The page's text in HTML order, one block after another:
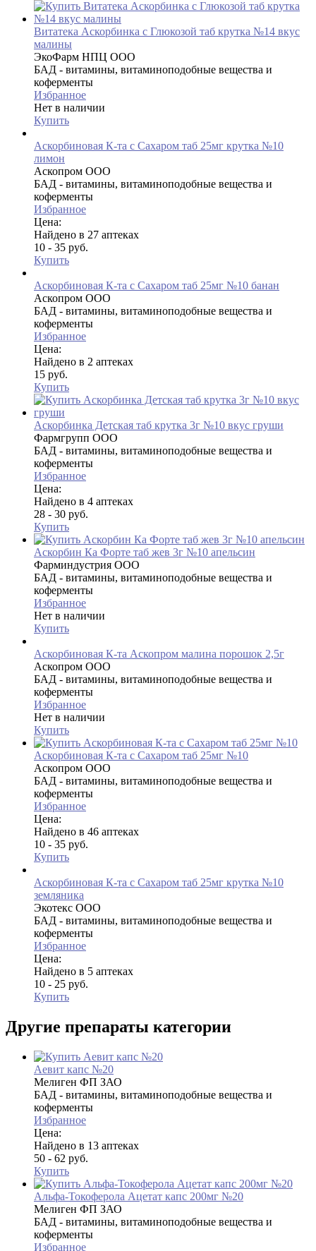
Витатека Аскорбинка с Глюкозой таб крутка №14 вкус
малины
ЭкоФарм НПЦ ООО
БАД - витамины, витаминоподобные вещества и
коферменты
Избранное
Нет в наличии
Купить
Аскорбиновая К-та с Сахаром таб 25мг крутка №10
лимон
Аскопром ООО
БАД - витамины, витаминоподобные вещества и
коферменты
Избранное
Цена:
Найдено в 27 аптеках
10 - 35 руб.
Купить
Аскорбиновая К-та с Сахаром таб 25мг №10 банан
Аскопром ООО
БАД - витамины, витаминоподобные вещества и
коферменты
Избранное
Цена:
Найдено в 2 аптеках
15 руб.
Купить
Аскорбинка Детская таб крутка 3г №10 вкус груши
Фармгрупп ООО
БАД - витамины, витаминоподобные вещества и
коферменты
Избранное
Цена:
Найдено в 4 аптеках
28 - 30 руб.
Купить
Аскорбин Ка Форте таб жев 3г №10 апельсин
Фарминдустрия ООО
БАД - витамины, витаминоподобные вещества и
коферменты
Избранное
Нет в наличии
Купить
Аскорбиновая К-та Аскопром малина порошок 2,5г
Аскопром ООО
БАД - витамины, витаминоподобные вещества и
коферменты
Избранное
Нет в наличии
Купить
Аскорбиновая К-та с Сахаром таб 25мг №10
Аскопром ООО
БАД - витамины, витаминоподобные вещества и
коферменты
Избранное
Цена:
Найдено в 46 аптеках
10 - 35 руб.
Купить
Аскорбиновая К-та с Сахаром таб 25мг крутка №10
земляника
Экотекс ООО
БАД - витамины, витаминоподобные вещества и
коферменты
Избранное
Цена:
Найдено в 5 аптеках
10 - 25 руб.
Купить
Другие препараты категории
Аевит капс №20
Мелиген ФП ЗАО
БАД - витамины, витаминоподобные вещества и
коферменты
Избранное
Цена:
Найдено в 13 аптеках
50 - 62 руб.
Купить
Альфа-Токоферола Ацетат капс 200мг №20
Мелиген ФП ЗАО
БАД - витамины, витаминоподобные вещества и
коферменты
Избранное